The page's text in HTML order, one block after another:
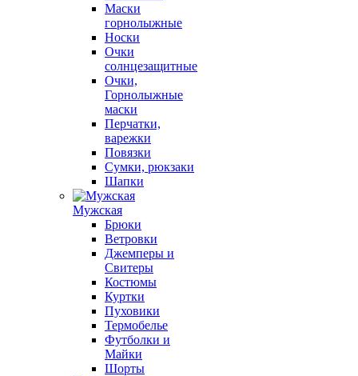
Маски
горнолыжные
Носки
Очки
солнцезащитные
Очки,
Горнолыжные
маски
Перчатки,
варежки
Повязки
Сумки, рюкзаки
Шапки
Мужская
Брюки
Ветровки
Джемперы и
Свитеры
Костюмы
Куртки
Пуховики
Термобелье
Футболки и
Майки
Шорты